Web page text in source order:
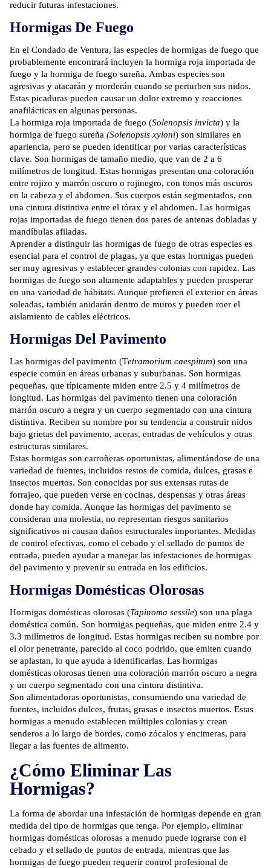
reducir futuras infestaciones.
Hormigas De Fuego
En el Condado de Ventura, las especies de hormigas de fuego que
probablemente encontrará incluyen la hormiga roja importada de
fuego y la hormiga de fuego sureña. Ambas especies son
agresivas y atacarán y morderán cuando se perturben sus nidos.
Estas picaduras pueden causar un dolor extremo y reacciones
anafilácticas en algunas personas.
La hormiga roja importada de fuego (Solenopsis invicta) y la
hormiga de fuego sureña (Solenopsis xyloni) son similares en
apariencia, pero se pueden identificar por varias características
clave. Son hormigas de tamaño medio, que van de 2 a 6
milímetros de longitud. Estas hormigas presentan una coloración
entre rojizo y marrón oscuro o rojinegro, con tonos más oscuros
en la cabeza y el abdomen. Sus cuerpos están segmentados, con
una cintura distintiva entre el tórax y el abdomen. Las hormigas
rojas importadas de fuego tienen dos pares de antenas dobladas y
mandíbulas afiladas.
Aprender a distinguir las hormigas de fuego de otras especies es
esencial para el control de plagas, ya que estas hormigas pueden
ser muy agresivas y establecer grandes colonias con rapidez. Las
hormigas de fuego son altamente adaptables y pueden prosperar
en una variedad de hábitats. Aunque prefieren el exterior en áreas
soleadas, también anidarán dentro de muros y pueden roer el
aislamiento de cables eléctricos.
Hormigas Del Pavimento
Las hormigas del pavimento (Tetramorium caespitum) son una
especie común en áreas urbanas y suburbanas. Son hormigas
pequeñas, que típicamente miden entre 2.5 y 4 milímetros de
longitud. Las hormigas del pavimento tienen una coloración
marrón oscuro a negra y un cuerpo segmentado con una cintura
distintiva. Reciben su nombre por su tendencia a construir nidos
bajo grietas del pavimento, aceras, entradas de vehículos y otras
estructuras similares.
Estas hormigas son carroñeras oportunistas, alimentándose de una
variedad de fuentes, incluidos restos de comida, dulces, grasas e
insectos muertos. Son conocidas por sus extensas rutas de
forrajeo, que pueden verse en cocinas, despensas y otras áreas
donde hay comida. Aunque las hormigas del pavimento se
consideran una molestia, no representan riesgos sanitarios
significativos ni causan daños estructurales importantes. Medidas
de control efectivas, como el cebado y el sellado de puntos de
entrada, pueden ayudar a manejar las infestaciones de hormigas
del pavimento y prevenir su entrada en los edificios.
Hormigas Domésticas Olorosas
Hormigas domésticas olorosas (Tapinoma sessile) son una plaga
doméstica común. Son hormigas pequeñas, que miden entre 2.4 y
3.3 milímetros de longitud. Estas hormigas reciben su nombre por
el olor penetrante, parecido al coco podrido, que emiten cuando
se aplastan, lo que ayuda a identificarlas. Las hormigas
domésticas olorosas tienen una coloración marrón oscuro a negra
y un cuerpo segmentado con una cintura distintiva.
Son alimentadoras oportunistas, consumiendo una variedad de
fuentes, incluidos dulces, frutas, grasas e insectos muertos. Estas
hormigas a menudo establecen múltiples colonias y crean
senderos a lo largo de bordes, como zócalos y encimeras, para
llegar a las fuentes de alimento.
¿Cómo Eliminar Las
Hormigas?
La forma de abordar una infestación de hormigas depende en gran
medida del tipo de hormigas que tenga. Por ejemplo, eliminar
hormigas domésticas olorosas a menudo puede lograrse con el
cebado y el sellado de puntos de entrada, mientras que las
hormigas de fuego pueden requerir control profesional de